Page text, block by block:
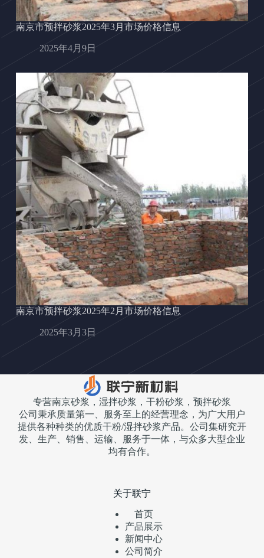
南京市预拌砂浆2025年3月市场价格信息
2025年4月9日
南京市预拌砂浆2025年2月市场价格信息
2025年3月3日
专营南京砂浆，湿拌砂浆，干粉砂浆，预拌砂浆
公司秉承质量第一、服务至上的经营理念，为广大用户
提供各种种类的优质干粉/湿拌砂浆产品。公司集研究开
发、生产、销售、运输、服务于一体，与众多大型企业
均有合作。
关于联宁
首页
产品展示
新闻中心
公司简介